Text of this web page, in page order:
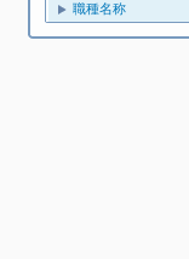
職種名称